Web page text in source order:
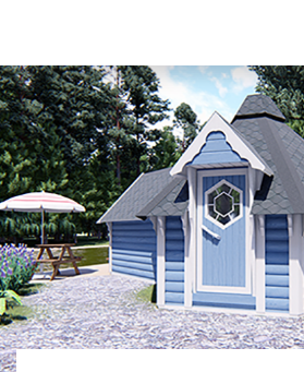
Shop
Over ons
Referenties
Service
Blogs
B2B